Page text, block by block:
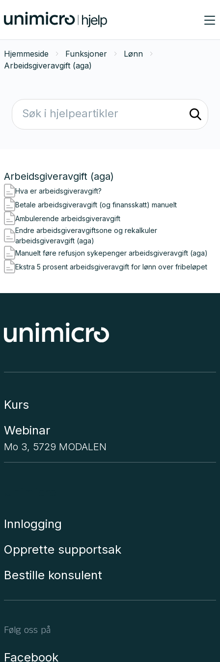
Hjemmeside Funksjoner
Lønn
Arbeidsgiveravgift (aga)
Arbeidsgiveravgift (aga)
Hva er arbeidsgiveravgift?
Betale arbeidsgiveravgift (og finansskatt) manuelt
Ambulerende arbeidsgiveravgift
Endre arbeidsgiveravgiftsone og rekalkuler
arbeidsgiveravgift (aga)
Manuelt føre refusjon sykepenger arbeidsgiveravgift (aga)
Ekstra 5 prosent arbeidsgiveravgift for lønn over fribeløpet
Kurs
Webinar
Mo 3, 5729 MODALEN
Innlogging
Opprette supportsak
Bestille konsulent
Følg oss på
Facebook